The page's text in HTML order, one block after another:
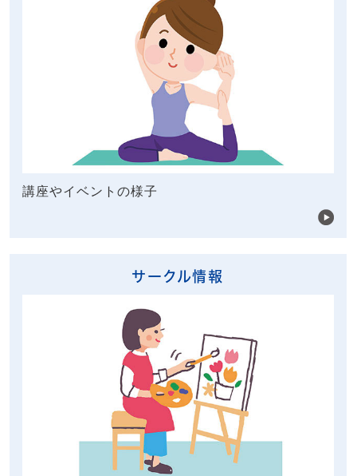
講座やイベントの様子
サークル情報